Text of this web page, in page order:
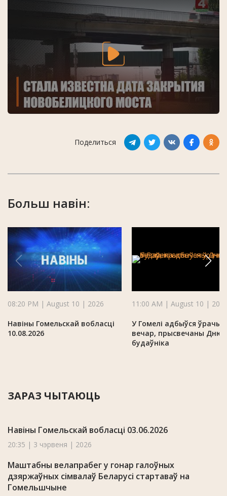
Поделиться
Больш навін:
08:20 PM | August 10 | 2026
Навіны Гомельскай вобласці
10.08.2026
11:00 AM | August 10 |
У Гомелі адбыўся
вечар, прысвечаны Дню
будаўніка
ЗАРАЗ ЧЫТАЮЦЬ
Навіны Гомельскай вобласці 03.06.2026
20:35 | 3 чэрвеня | 2026
Маштабны велапрабег у гонар галоўных
дзяржаўных сімвалаў Беларусі стартаваў на
Гомельшчыне